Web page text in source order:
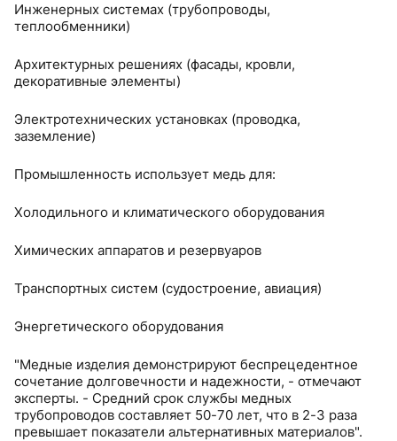
Инженерных системах (трубопроводы,
теплообменники)
Архитектурных решениях (фасады, кровли,
декоративные элементы)
Электротехнических установках (проводка,
заземление)
Промышленность использует медь для:
Холодильного и климатического оборудования
Химических аппаратов и резервуаров
Транспортных систем (судостроение, авиация)
Энергетического оборудования
"Медные изделия демонстрируют беспрецедентное
сочетание долговечности и надежности, - отмечают
эксперты. - Средний срок службы медных
трубопроводов составляет 50-70 лет, что в 2-3 раза
превышает показатели альтернативных материалов".